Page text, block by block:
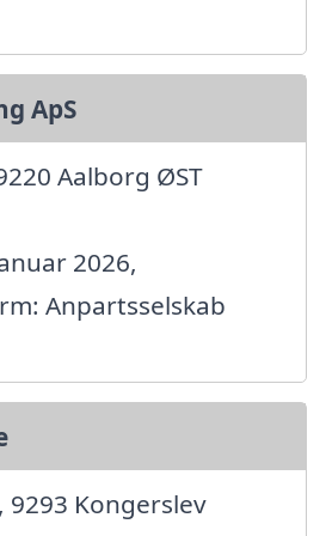
ApS
Aalborg ØST
2026,
Anpartsselskab
9293 Kongerslev